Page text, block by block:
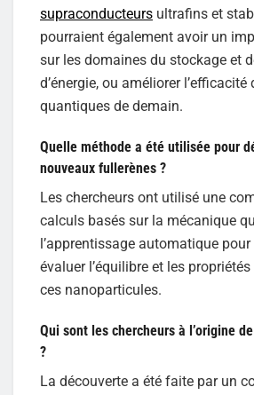
supraconducteurs ultrafins et
pourraient également avoir un
sur les domaines du stockage et
d’énergie, ou améliorer
quantiques de demain.
Quelle méthode a été utilisée pour
nouveaux fullerènes ?
Les chercheurs ont utilisé une
calculs basés sur la mécanique
l’apprentissage automatique
évaluer l’équilibre et les
ces nanoparticules.
Qui sont les chercheurs à l’origine
?
La découverte a été faite par un